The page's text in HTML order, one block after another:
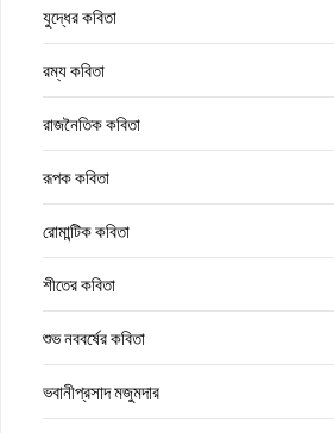
যুদ্ধের কবিতা
রম্য কবিতা
রাজনৈতিক কবিতা
রূপক কবিতা
রোমান্টিক কবিতা
শীতের কবিতা
শুভ নববর্ষের কবিতা
ভবানীপ্রসাদ মজুমদার